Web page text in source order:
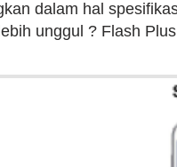
dalam hal
unggul ? Flash